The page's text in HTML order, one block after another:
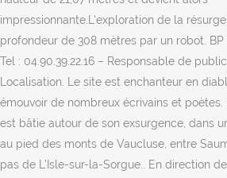
impressionnante.L'exploration de la
profondeur de 308 mètres par un robot. BP
Tel : 04.90.39.22.16 – Responsable de
Localisation. Le site est enchanteur en
émouvoir de nombreux écrivains et
est bâtie autour de son exsurgence, dans
au pied des monts de Vaucluse, entre
pas de L'Isle-sur-la-Sorgue.. En direction